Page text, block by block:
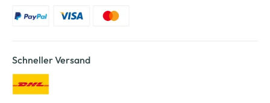
Schneller Versand